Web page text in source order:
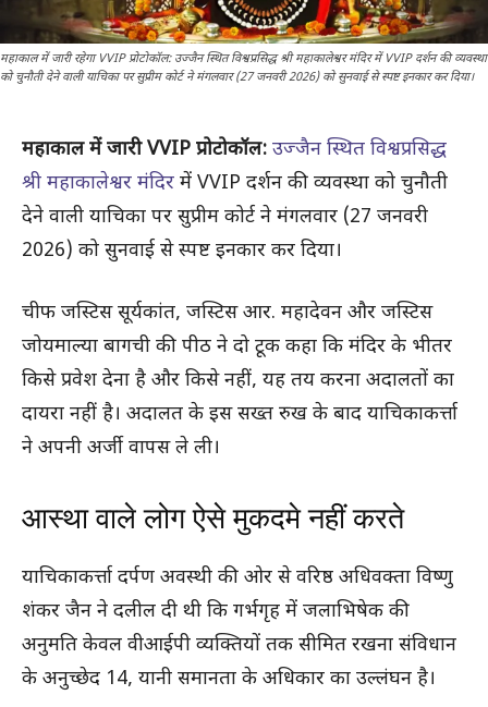
महाकाल में जारी रहेगा VVIP प्रोटोकॉल: उज्जैन स्थित विश्वप्रसिद्ध श्री महाकालेश्वर मंदिर में VVIP दर्शन की व्यवस्था
को चुनौती देने वाली याचिका पर सुप्रीम कोर्ट ने मंगलवार (27 जनवरी 2026) को सुनवाई से स्पष्ट इनकार कर दिया।
महाकाल में जारी VVIP प्रोटोकॉल: उज्जैन स्थित विश्वप्रसिद्ध
श्री महाकालेश्वर मंदिर में VVIP दर्शन की व्यवस्था को चुनौती
देने वाली याचिका पर सुप्रीम कोर्ट ने मंगलवार (27 जनवरी
2026) को सुनवाई से स्पष्ट इनकार कर दिया।
चीफ जस्टिस सूर्यकांत, जस्टिस आर. महादेवन और जस्टिस
जोयमाल्या बागची की पीठ ने दो टूक कहा कि मंदिर के भीतर
किसे प्रवेश देना है और किसे नहीं, यह तय करना अदालतों का
दायरा नहीं है। अदालत के इस सख्त रुख के बाद याचिकाकर्त्ता
ने अपनी अर्जी वापस ले ली।
आस्था वाले लोग ऐसे मुकदमे नहीं करते
याचिकाकर्त्ता दर्पण अवस्थी की ओर से वरिष्ठ अधिवक्ता विष्णु
शंकर जैन ने दलील दी थी कि गर्भगृह में जलाभिषेक की
अनुमति केवल वीआईपी व्यक्तियों तक सीमित रखना संविधान
के अनुच्छेद 14, यानी समानता के अधिकार का उल्लंघन है।